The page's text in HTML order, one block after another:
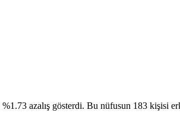
azalış gösterdi. Bu nüfusun 183 kişisi